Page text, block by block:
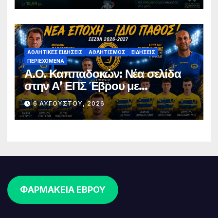
ΑΘΛΗΤΙΚΈΣ ΕΙΔΉΣΕΙΣ ΑΘΛΗΤΙΣΜΌΣ
ΕΙΔΉΣΕΙΣ
ΠΕΡΙΕΧΌΜΕΝΑ
Α.Ο. Καππαδοκών: Νέα σελίδα
στην Α’ ΕΠΣ Έβρου με
φιλοδοξίες, σταθερότητα και
επένδυση στη νέα γενιά
6 ΑΥΓΟΎΣΤΟΥ, 2026
ΦΑΡΜΑΚΕΙΑ ΕΒΡΟΥ